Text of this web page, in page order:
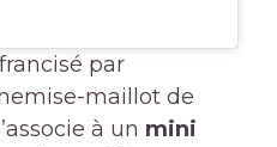
par
maillot de
à un mini